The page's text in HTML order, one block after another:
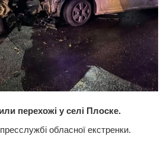
перехожі у селі Плоске.
обласної екстренки.